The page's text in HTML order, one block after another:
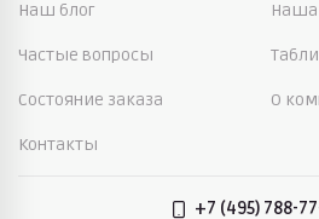
и удобства родителей.
на реальные потребности
Наш блог Наша
Частые вопросы
Состояние заказа О
Контакты
+7 (495) 788-